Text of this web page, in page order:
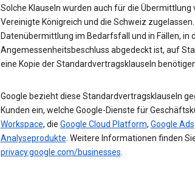
Solche Klauseln wurden auch für die Übermittlung
Vereinigte Königreich und die Schweiz
Datenübermittlung im Bedarfsfall und in Fällen, in
Angemessenheitsbeschluss abgedeckt ist, auf
eine Kopie der Standardvertragsklauseln
Google bezieht diese Standardvertragsklauseln
Kunden ein, welche Google-Dienste für
Workspace, die Google Cloud Platform, Google Ads
Analyseprodukte. Weitere Informationen finden
privacy.google.com/businesses.